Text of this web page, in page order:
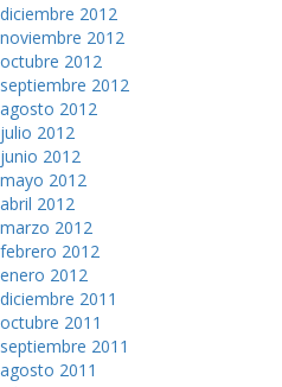
diciembre 2012
noviembre 2012
octubre 2012
septiembre 2012
agosto 2012
julio 2012
junio 2012
mayo 2012
abril 2012
marzo 2012
febrero 2012
enero 2012
diciembre 2011
octubre 2011
septiembre 2011
agosto 2011